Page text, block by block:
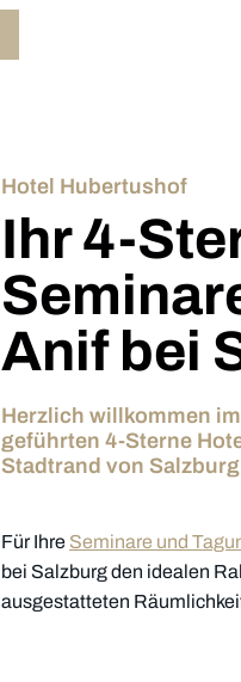
Hotel Hubertushof
Ihr 4-
Anif bei
Herzlich willkommen
geführten 4-Sterne
Stadtrand von
Für Ihre Seminare und
bei Salzburg den idealen
ausgestatteten